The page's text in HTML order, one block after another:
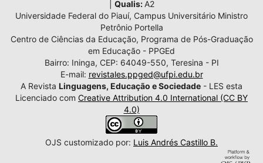
Qualis: A2
Universidade Federal do Piauí, Campus Universitário Ministro
Petrônio Portella
Centro de Ciências da Educação, Programa de Pós-Graduação
em Educação - PPGEd
Bairro: Ininga, CEP: 64049-550, Teresina - PI
E-mail: revistales.ppged@ufpi.edu.br
A Revista Linguagens, Educação e Sociedade - LES esta
Licenciado com Creative Attribution 4.0 International (CC BY
4.0)
OJS customizado por: Luis Andrés Castillo B.